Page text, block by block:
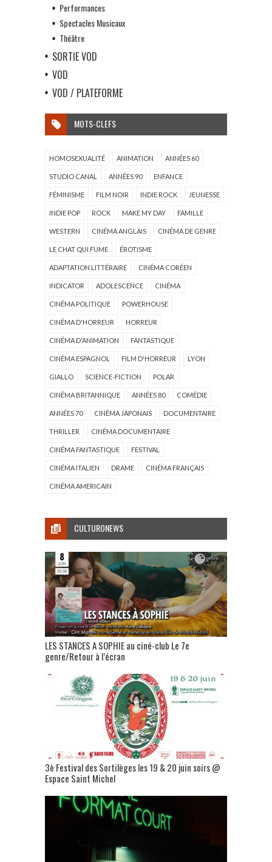
Performances
Spectacles Musicaux
Théâtre
SORTIE VOD
VOD
VOD / PLATEFORME
MOTS-CLEFS
HOMOSEXUALITÉ ANIMATION ANNÉES 60
STUDIO CANAL ANNÉES 90 ENFANCE
FÉMINISME FILM NOIR INDIE ROCK JEUNESSE
INDIE POP ROCK MAKE MY DAY FAMILLE
WESTERN CINÉMA ANGLAIS CINÉMA DE GENRE
LE CHAT QUI FUME ÉROTISME
ADAPTATION LITTÉRAIRE CINÉMA CORÉEN
INDICATOR ADOLESCENCE CINÉMA
CINÉMA POLITIQUE POWERHOUSE
CINÉMA D'HORREUR HORREUR
CINÉMA D'ANIMATION FANTASTIQUE
CINÉMA ESPAGNOL FILM D'HORREUR LYON
GIALLO SCIENCE-FICTION POLAR
CINÉMA BRITANNIQUE ANNÉES 80 COMÉDIE
ANNÉES 70 CINÉMA JAPONAIS DOCUMENTAIRE
THRILLER CINÉMA DOCUMENTAIRE
CINÉMA FANTASTIQUE FESTIVAL
CINÉMA ITALIEN DRAME CINÉMA FRANÇAIS
CINÉMA AMERICAIN
CULTURONEWS
LES STANCES A SOPHIE au ciné-club Le 7e
genre/Retour à l’écran
3è Festival des Sortilèges les 19 & 20 juin soirs @
Espace Saint Michel